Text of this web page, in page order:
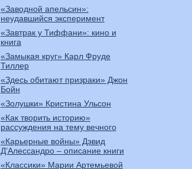
«Заводной апельсин»:
неудавшийся эксперимент
«Завтрак у Тиффани»: кино и
книга
«Замыкая круг» Карл Фруде
Тиллер
«Здесь обитают призраки» Джон
Бойн
«Золушки» Кристина Ульсон
«Как творить историю»
рассуждения на тему вечного
«Карьерные войны» Дэвид
Д’Алессандро – описание книги
«Классики» Марии Артемьевой